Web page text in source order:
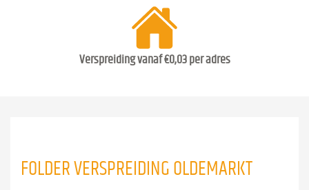
Verspreiding vanaf €0,03 per adres
FOLDER VERSPREIDING OLDEMARKT